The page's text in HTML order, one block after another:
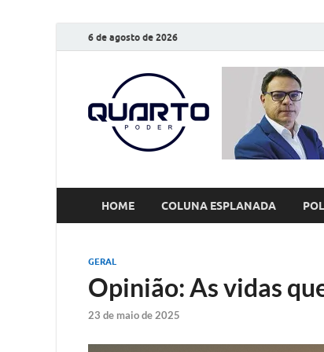
6 de agosto de 2026
O
Notícias todos os dias
HOME COLUNA ESPLANADA
GERAL
Opinião: As vidas
23 de maio de 2025